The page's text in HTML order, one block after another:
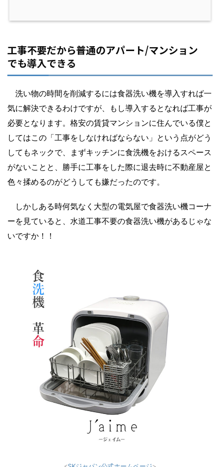
工事不要だから普通のアパート/マンション
でも導入できる
洗い物の時間を削減するには食器洗い機を導入すれば一
気に解決できるわけですが、もし導入するとなれば工事が
必要となります。格安の賃貸マンションに住んでいる僕と
してはこの「工事をしなければならない」という点がどう
してもネックで、まずキッチンに食洗機をおけるスペース
がないことと、勝手に工事をした際に退去時に不動産屋と
色々揉めるのがどうしても嫌だったのです。
しかしある時何気なく大型の電気屋で食器洗い機コーナ
ーを見ていると、水道工事不要の食器洗い機があるじゃな
いですか！！